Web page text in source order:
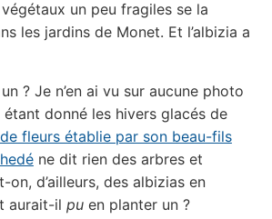
un peu fragiles se la
les jardins de Monet. Et l’albizia a
? Je n’en ai vu sur aucune photo
donné les hivers glacés de
fleurs établie par son beau-fils
ne dit rien des arbres et
on, d’ailleurs, des albizias en
aurait-il pu en planter un ?